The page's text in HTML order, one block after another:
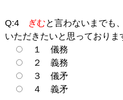
Q:4 ぎむ と言わないまでも
いただきたいと思っておりま
１ 儀務
２ 義務
３ 儀矛
４ 義矛